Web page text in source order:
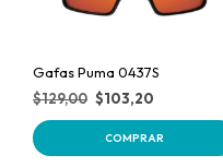
Gafas Puma 0437S
$129,00 $103,20
COMPRAR